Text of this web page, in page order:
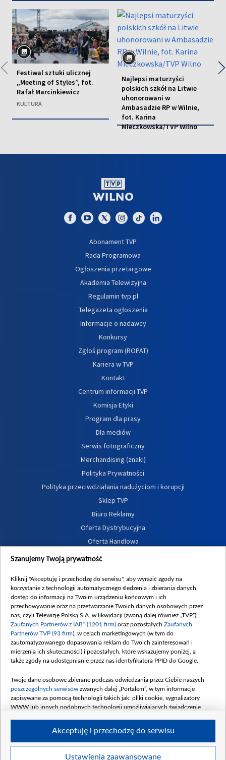
Festiwal sztuki ulicznej
„Meeting of Styles”, fot.
Rafał Marcinkiewicz
KULTURA
Najlepsi maturzyści
polskich szkół na Litwie
uhonorowani w
Ambasadzie RP w Wilnie,
fot. Karina
Mieczkowska/TVP Wilno
◀ ▶
Abonament TVP
Rada Programowa
Ogłoszenia przetargowe
Akademia Telewizyjna
Regulamin tvp.pl
Telegazeta ogłoszenia
Informacje o nadawcy
Konkursy
Zgłoś program (ROPAT)
Kariera w TVP
Kontakt
Centrum informacji TVP
Komisja Etyki
Program dla prasy
Dla mediów
Serwis fotograficzny
Merchandising (znaki)
Polityka Prywatności
Polityka przeciwdziałania nadużyciom i korupcji
Sklep TVP
Biuro Reklamy
Oferta Dystrybucyjna
Oferta Handlowa
Dostępność
Procedura zgłoszeń wewnętrznych
Szanujemy Twoją prywatność
Kliknij "Akceptuję i przechodzę do serwisu", aby wyrazić zgody na
korzystanie z technologii automatycznego śledzenia i zbierania danych,
dostęp do informacji na Twoim urządzeniu końcowym i ich
przechowywanie oraz na przetwarzanie Twoich danych osobowych przez
nas, czyli Telewizję Polską S.A. w likwidacji (zwaną dalej również „TVP”),
Zaufanych Partnerów z IAB* (1201 firm) oraz pozostałych Zaufanych
Partnerów TVP (93 firm) , w celach marketingowych (w tym do
zautomatyzowanego dopasowania reklam do Twoich zainteresowań i
mierzenia ich skuteczności) i pozostałych, które wskazujemy poniżej, a
także zgody na udostępnianie przez nas identyfikatora PPID do Google.
Twoje dane osobowe zbierane podczas odwiedzania przez Ciebie naszych
poszczególnych serwisów zwanych dalej „Portalem”, w tym informacje
zapisywane za pomocą technologii takich jak: pliki cookie, sygnalizatory
WWW lub innych podobnych technologii umożliwiających świadczenie
Twoje dane osobowe zbierane podczas odwiedzania przez Ciebie
Ustawienia zaawansowane
Akceptuję i przechodzę do serwisu